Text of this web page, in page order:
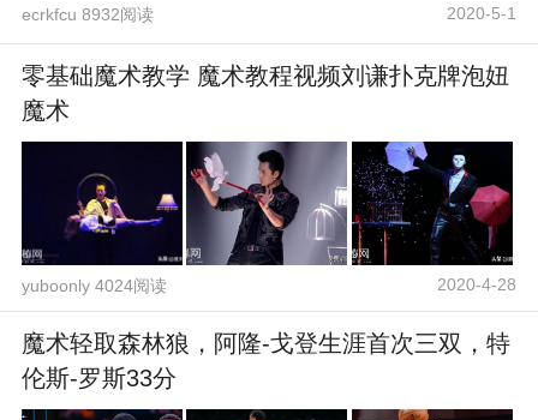
ecrkfcu 8932阅读 2020-5-1
零基础魔术教学 魔术教程视频刘谦扑克牌泡妞
魔术
yuboonly 4024阅读 2020-4-28
魔术轻取森林狼，阿隆-戈登生涯首次三双，特
伦斯-罗斯33分